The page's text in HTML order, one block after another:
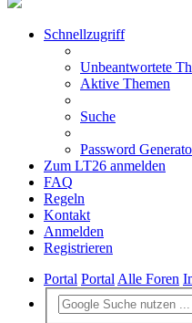
Schnellzugriff
Unbeantwortete
Aktive Themen
Suche
Password
Zum LT26 anmelden
FAQ
Regeln
Kontakt
Anmelden
Registrieren
Portal PortalAlle Foren